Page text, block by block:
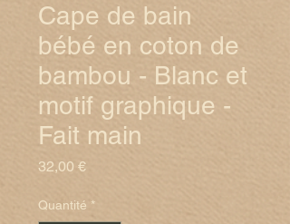
Cape de bain
bébé en coton de
bambou - Blanc et
motif graphique -
Fait main
32,00 €Prix
Quantité *